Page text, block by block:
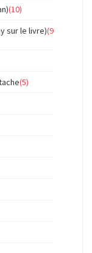
(10)
sur le livre)(9
(5)